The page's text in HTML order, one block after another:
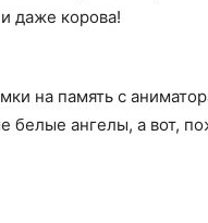
даже корова!
на память с
белые ангелы, а вот,